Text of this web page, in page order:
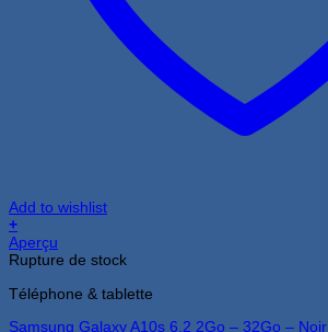
Add to wishlist
+
Aperçu
Rupture de stock
Téléphone & tablette
Samsung Galaxy A10s 6.2 2Go – 32Go – Noir